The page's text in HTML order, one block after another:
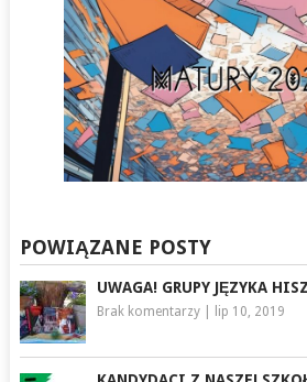
POWIĄZANE POSTY
UWAGA! GRUPY JĘZYKA
Brak komentarzy| lip 10, 2019